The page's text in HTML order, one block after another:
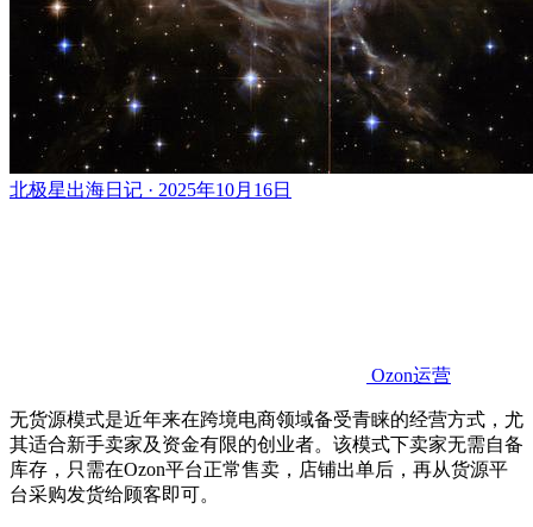
北极星出海日记 · 2025年10月16日
Ozon运营
无货源模式是近年来在跨境电商领域备受青睐的经营方式，尤
其适合新手卖家及资金有限的创业者。该模式下卖家无需自备
库存，只需在Ozon平台正常售卖，店铺出单后，再从货源平
台采购发货给顾客即可。